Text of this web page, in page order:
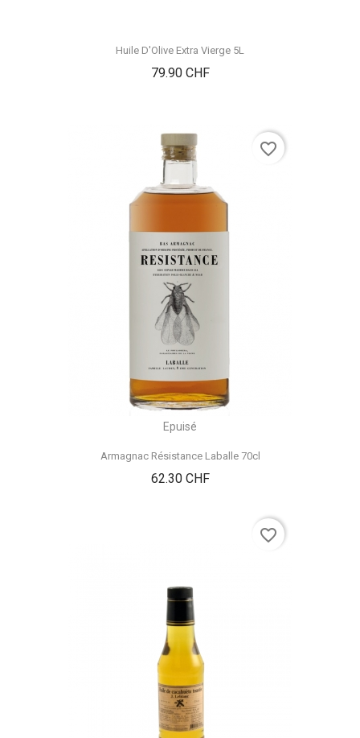
Huile D'Olive Extra Vierge 5L
79.90 CHFPrix
Epuisé
Armagnac Résistance Laballe 70cl
62.30 CHFPrix
favorite_border
favorite_border